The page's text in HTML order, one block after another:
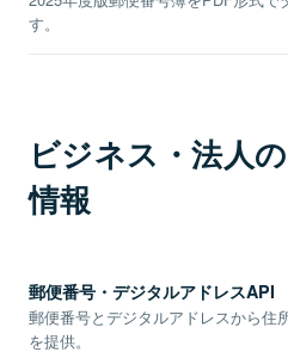
す。
ビジネス・法人
情報
郵便番号・デジタルアドレスAPI
郵便番号とデジタルアドレスから住
を提供。